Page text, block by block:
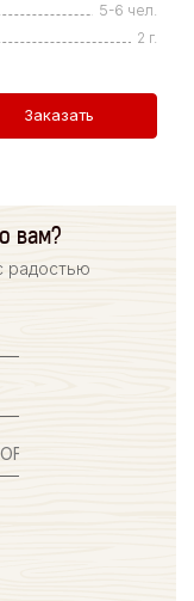
5-6 чел.
2 г.
Заказать
вам?
радостью